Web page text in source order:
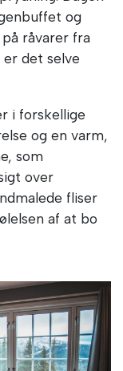
og
råvarer fra
det selve
i forskellige
og en varm,
som
over
fliser
af at bo